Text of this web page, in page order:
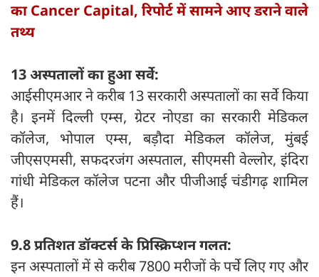
का Cancer Capital, रिपोर्ट में सामने आए डराने वाले
तथ्य
13 अस्‍पतालों का हुआ सर्वे:
आईसीएमआर ने करीब 13 सरकारी अस्पतालों का सर्वे किया
है। इनमें दिल्ली एम्स, ग्रेटर नोएडा का सरकारी मेडिकल
कॉलेज, भोपाल एम्स, बड़ौदा मेडिकल कॉलेज, मुंबई
जीएसएमसी, सफदरजंग अस्पताल, सीएमसी वेल्लोर, इंदिरा
गांधी मेडिकल कॉलेज पटना और पीजीआई चंडीगढ़ शामिल
हैं।
9.8 प्रतिशत डॉक्टर्स के प्रिस्क्रिप्शन गलत:
इन अस्पतालों में से करीब 7800 मरीजों के पर्चे लिए गए और